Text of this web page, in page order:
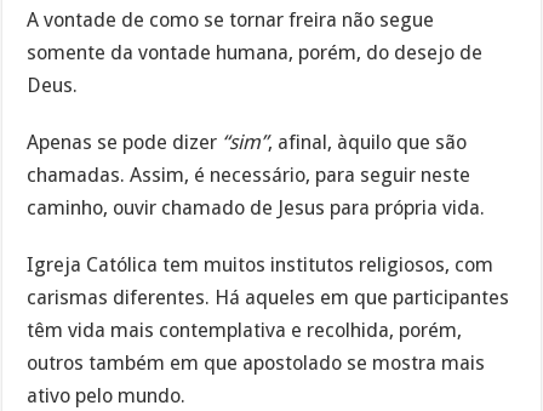
A vontade de como se tornar freira não segue
somente da vontade humana, porém, do desejo de
Deus.
Apenas se pode dizer “sim”, afinal, àquilo que são
chamadas. Assim, é necessário, para seguir neste
caminho, ouvir chamado de Jesus para própria vida.
Igreja Católica tem muitos institutos religiosos, com
carismas diferentes. Há aqueles em que participantes
têm vida mais contemplativa e recolhida, porém,
outros também em que apostolado se mostra mais
ativo pelo mundo.